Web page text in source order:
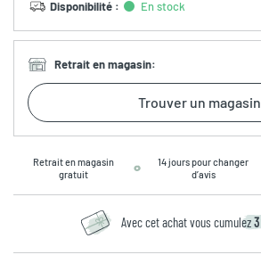
Disponibilité : En stock
Retrait en magasin:
Trouver un magasin
Retrait en magasin
gratuit
14 jours pour changer
d’avis
Avec cet achat vous cumulez3